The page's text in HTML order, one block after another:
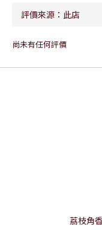
尚未有任何評價
荔枝角